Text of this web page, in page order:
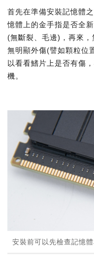
首先在準備安裝記憶體
憶體上的金手指是否全
(無斷裂、毛邊)，再來
無明顯外傷(譬如顆粒位
以看看鰭片上是否有傷
機。
安裝前可以先檢查記憶體